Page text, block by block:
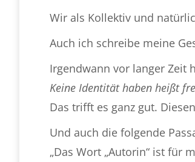
Wir als Kollektiv und
Auch ich schreibe meine
Irgendwann vor langer Zeit
Keine Identität haben heißt
Das trifft es ganz gut.
Und auch die folgende
„Das Wort „Autorin“ ist für